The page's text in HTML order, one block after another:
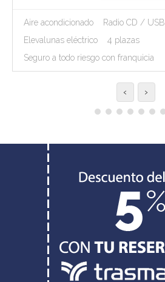
Aire acondicionado Radio CD / USB
Elevalunas eléctrico
4 plazas
Seguro a todo riesgo con franquicia
‹ ›